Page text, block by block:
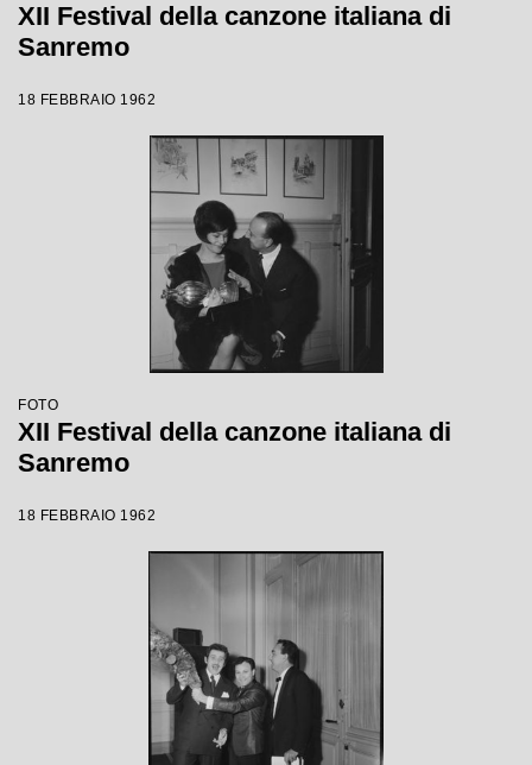
XII Festival della canzone italiana di
Sanremo
18 FEBBRAIO 1962
FOTO
XII Festival della canzone italiana di
Sanremo
18 FEBBRAIO 1962